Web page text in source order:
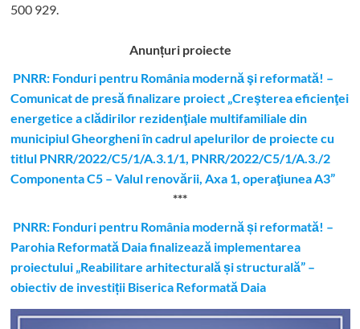
500 929.
Anunțuri proiecte
PNRR: Fonduri pentru România modernă şi reformată! –
Comunicat de presă finalizare proiect „Creşterea eficienţei
energetice a clădirilor rezidenţiale multifamiliale din
municipiul Gheorgheni în cadrul apelurilor de proiecte cu
titlul PNRR/2022/C5/1/A.3.1/1, PNRR/2022/C5/1/A.3./2
Componenta C5 – Valul renovării, Axa 1, operaţiunea A3”
***
PNRR: Fonduri pentru România modernă și reformată! –
Parohia Reformată Daia finalizează implementarea
proiectului „Reabilitare arhitecturală și structurală” –
obiectiv de investiții Biserica Reformată Daia